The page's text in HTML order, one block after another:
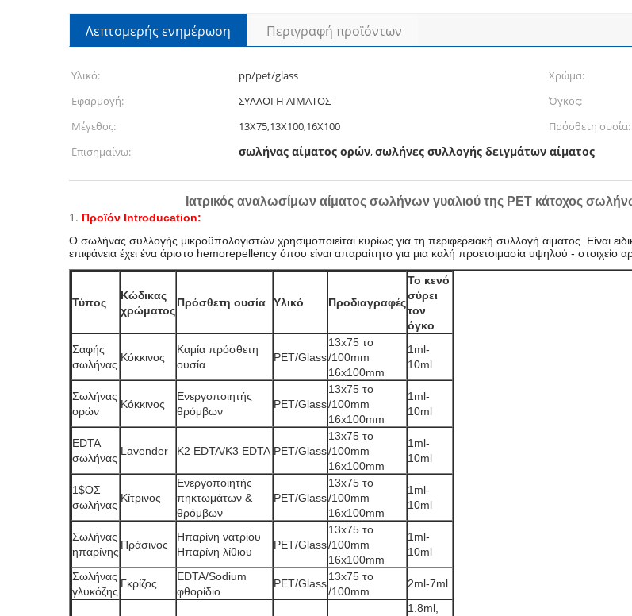
Λεπτομερής ενημέρωση Περιγραφή προϊόντων
Υλικό: pp/pet/glass Χρώμα:
Εφαρμογή:
ΣΥΛΛΟΓΗ ΑΙΜΑΤΟΣ Όγκος:
Μέγεθος:
13X75,13X100,16X100 Πρόσθετη ουσία:
Επισημαίνω:
σωλήνας αίματος ορών,σωλήνες συλλογής δειγμάτων αίματος
Ιατρικός αναλωσίμων αίματος σωλήνων γυαλιού της PET κάτοχος
1. Προϊόν Introducation:
Ο σωλήνας συλλογής μικροϋπολογιστών χρησιμοποιείται κυρίως για τη περιφερειακή συλλογή αίματος. Είναι
επιφάνεια έχει ένα άριστο hemorepellency όπου είναι απαραίτητο για μια καλή προετοιμασία υψηλού -
Τύπος
Κώδικας
χρώματος
Πρόσθετη ουσία Υλικό Προδιαγραφές
Το κενό
σύρει
τον
όγκο
Σαφής
σωλήνας
Κόκκινος
Καμία πρόσθετη
ουσία
PET/Glass
13x75 το
/100mm
16x100mm
1ml-
10ml
Σωλήνας
ορών
Κόκκινος
Ενεργοποιητής
θρόμβων
PET/Glass
13x75 το
/100mm
16x100mm
1ml-
10ml
EDTA
σωλήνας
Lavender K2 EDTA/K3 EDTA PET/Glass
13x75 το
/100mm
16x100mm
1ml-
10ml
1$ΟΣ
σωλήνας
Κίτρινος
Ενεργοποιητής
πηκτωμάτων &
θρόμβων
PET/Glass
13x75 το
/100mm
16x100mm
1ml-
10ml
Σωλήνας
ηπαρίνης
Πράσινος
Ηπαρίνη νατρίου
Ηπαρίνη λίθιου
PET/Glass
13x75 το
/100mm
16x100mm
1ml-
10ml
Σωλήνας
γλυκόζης
Γκρίζος
EDTA/Sodium
φθορίδιο
PET/Glass
13x75 το
/100mm
2ml-7ml
1.8ml,